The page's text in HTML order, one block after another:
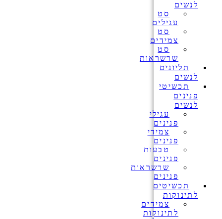
לנשים
סט
עגילים
סט
צמידים
סט
שרשראות
תליונים
לנשים
תכשיטי
פנינים
לנשים
עגילי
פנינים
צמידי
פנינים
טבעות
פנינים
שרשראות
פנינים
תכשיטים
לתינוקות
צמידים
לתינוקות